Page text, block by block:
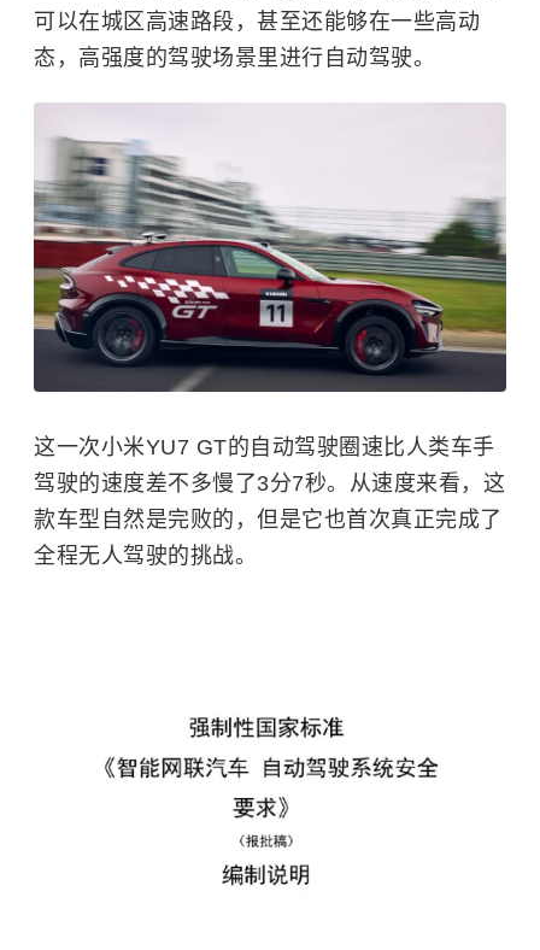
可以在城区高速路段，甚至还能够在一些高动
态，高强度的驾驶场景里进行自动驾驶。
这一次小米YU7 GT的自动驾驶圈速比人类车手
驾驶的速度差不多慢了3分7秒。从速度来看，这
款车型自然是完败的，但是它也首次真正完成了
全程无人驾驶的挑战。